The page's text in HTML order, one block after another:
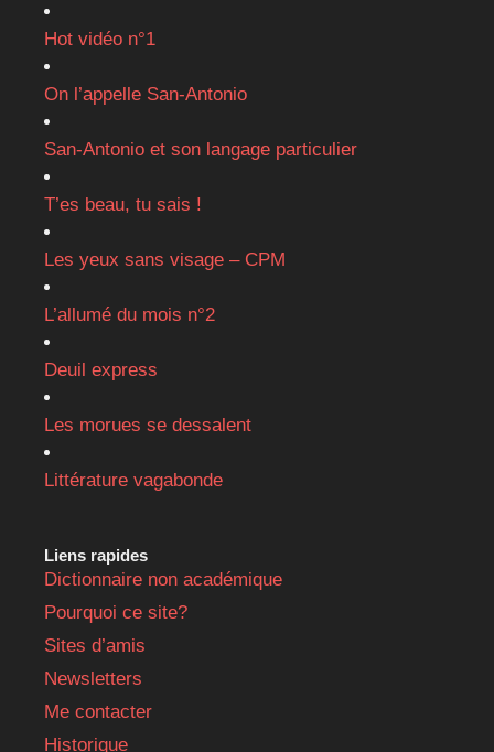
Hot vidéo n°1
On l’appelle San-Antonio
San-Antonio et son langage particulier
T’es beau, tu sais !
Les yeux sans visage – CPM
L’allumé du mois n°2
Deuil express
Les morues se dessalent
Littérature vagabonde
Liens rapides
Dictionnaire non académique
Pourquoi ce site?
Sites d’amis
Newsletters
Me contacter
Historique